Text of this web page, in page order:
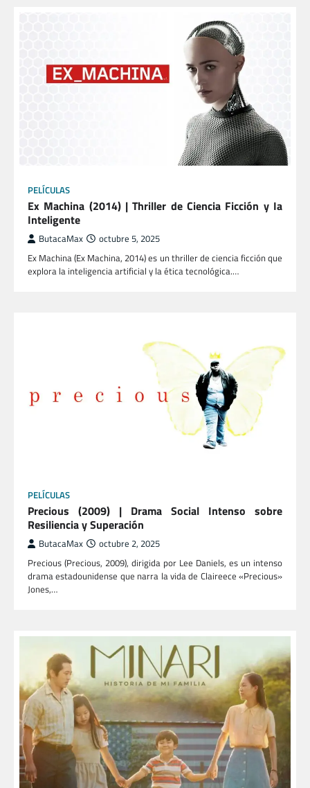
PELÍCULAS
Ex Machina (2014) | Thriller de Ciencia Ficción y Ia
Inteligente
ButacaMax octubre 5, 2025
Ex Machina (Ex Machina, 2014) es un thriller de ciencia ficción que
explora la inteligencia artificial y la ética tecnológica.…
PELÍCULAS
Precious (2009) | Drama Social Intenso sobre
Resiliencia y Superación
ButacaMax octubre 2, 2025
Precious (Precious, 2009), dirigida por Lee Daniels, es un intenso
drama estadounidense que narra la vida de Claireece «Precious»
Jones,…